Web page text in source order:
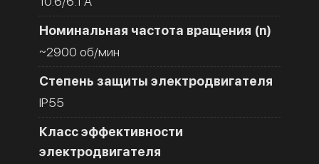
Номинальная частота вращения (n)
~2900 об/мин
Степень защиты электродвигателя
IP55
Класс эффективности
электродвигателя